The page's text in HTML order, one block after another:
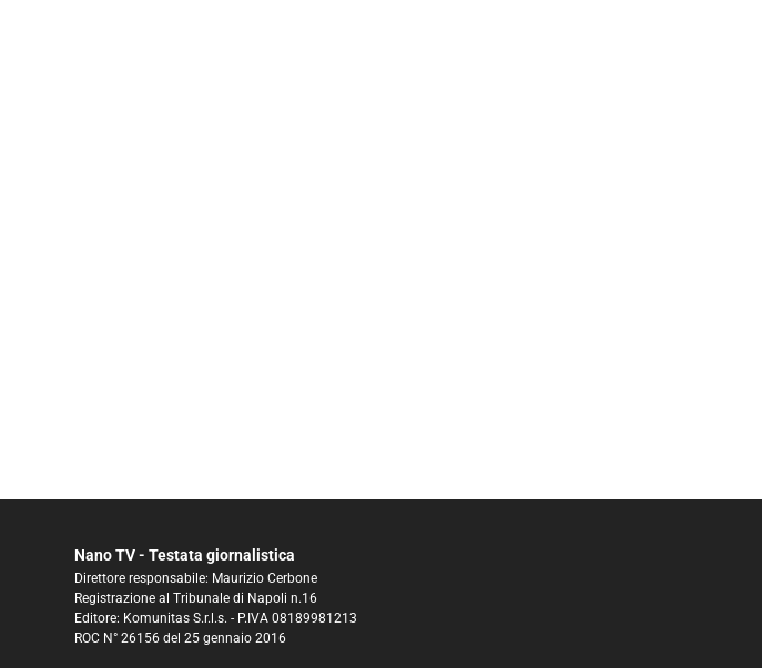
Nano TV - Testata giornalistica
Direttore responsabile: Maurizio Cerbone
Registrazione al Tribunale di Napoli n.16
Editore: Komunitas S.r.l.s. - P.IVA 08189981213
ROC N° 26156 del 25 gennaio 2016